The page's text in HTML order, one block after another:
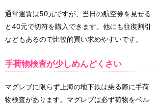
通常運賃は50元ですが、当日の航空券を見せる
と40元で切符を購入できます。他にも往復割引
などもあるので比較的買い求めやすいです。
手荷物検査が少しめんどくさい
マグレブに限らず上海の地下鉄は乗る際に手荷
物検査があります。マグレブは必ず荷物をベル